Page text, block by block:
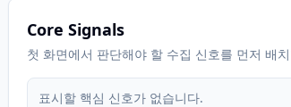
Core Signals
첫 화면에서 판단해야 할 수집 신호를 먼저 배
표시할 핵심 신호가 없습니다.